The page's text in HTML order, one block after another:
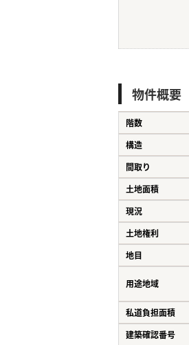
物件概要
階数
構造
間取り
土地面積
現況
土地権利
地目
用途地域
私道負担面積
建築確認番号